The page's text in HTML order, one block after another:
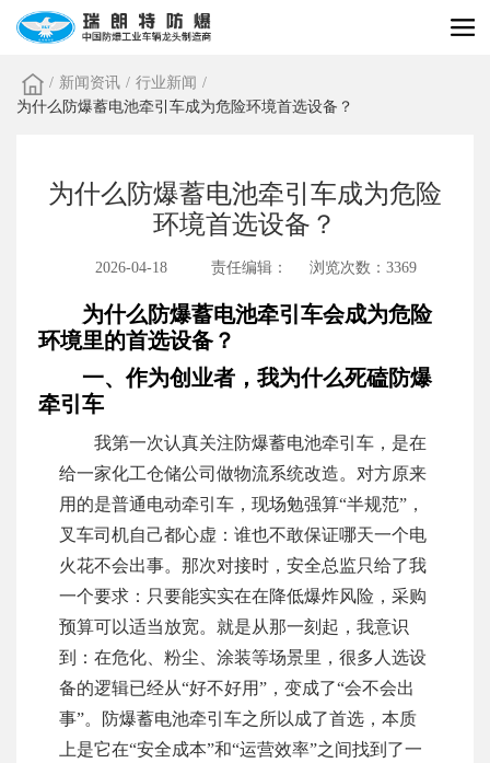
/ 新闻资讯 / 行业新闻 /
为什么防爆蓄电池牵引车成为危险环境首选设备？
为什么防爆蓄电池牵引车成为危险
环境首选设备？
2026-04-18 责任编辑： 浏览次数：3369
为什么防爆蓄电池牵引车会成为危险
环境里的首选设备？
一、作为创业者，我为什么死磕防爆
牵引车
我第一次认真关注防爆蓄电池牵引车，是在
给一家化工仓储公司做物流系统改造。对方原来
用的是普通电动牵引车，现场勉强算“半规范”，
叉车司机自己都心虚：谁也不敢保证哪天一个电
火花不会出事。那次对接时，安全总监只给了我
一个要求：只要能实实在在降低爆炸风险，采购
预算可以适当放宽。就是从那一刻起，我意识
到：在危化、粉尘、涂装等场景里，很多人选设
备的逻辑已经从“好不好用”，变成了“会不会出
事”。防爆蓄电池牵引车之所以成了首选，本质
上是它在“安全成本”和“运营效率”之间找到了一